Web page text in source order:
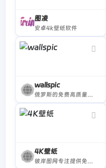
图凌
安卓4k壁纸软件
wallspic
俄罗斯的免费高质量壁纸网站
4K壁纸
彼岸图网专注提供免费4K壁纸,电脑壁纸,4K高清壁纸下载,4K,5K,6K,7K,8K壁纸图片素材,包含4K风景壁纸、4K美女壁纸、4K游戏壁纸、4K卡通动漫壁纸、4K动物壁纸、4K汽车壁纸、4K手机壁纸等。把4K高清壁纸推荐给您,让您更快的找到您想要的4K壁纸